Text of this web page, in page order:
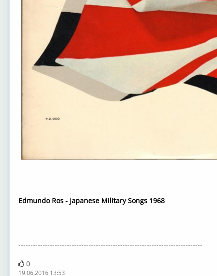
Edmundo Ros - Japanese Military Songs 1968
----------------------------------------------------------------------------
0
19.06.2016 13:53